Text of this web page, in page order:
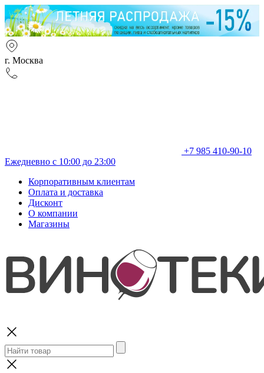
г. Москва
+7 985 410-90-10
Ежедневно с 10:00 до 23:00
Корпоративным клиентам
Оплата и доставка
Дисконт
О компании
Магазины